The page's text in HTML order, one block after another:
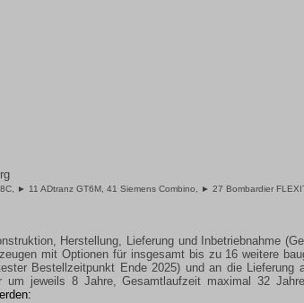
► 11 ADtranz GT6M , 41 Siemens Combino, ► 27 Bombardier
Herstellung, Lieferung und Inbetriebnahme
mit Optionen für insgesamt bis zu 16 weitere
Bestellzeitpunkt Ende 2025) und an die Lieferung
um jeweils 8 Jahre, Gesamtlaufzeit maximal 32